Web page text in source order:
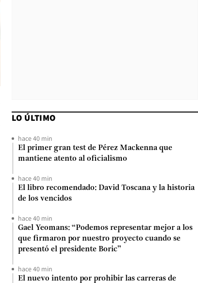
LO ÚLTIMO
hace 40 min
El primer gran test de Pérez Mackenna que
mantiene atento al oficialismo
hace 40 min
El libro recomendado: David Toscana y la historia
de los vencidos
hace 40 min
Gael Yeomans: “Podemos representar mejor a los
que firmaron por nuestro proyecto cuando se
presentó el presidente Boric”
hace 40 min
El nuevo intento por prohibir las carreras de